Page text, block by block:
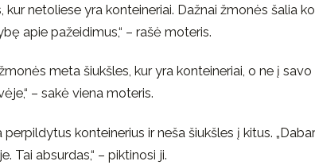
netoliese yra konteineriai. Dažnai žmonės šalia
apie pažeidimus,“ – rašė moteris.
meta šiukšles, kur yra konteineriai, o ne į savo
– sakė viena moteris.
konteinerius ir neša šiukšles į kitus.
Tai absurdas,“ – piktinosi ji.